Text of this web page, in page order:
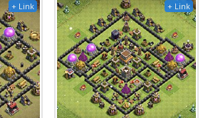
+ Link + Link